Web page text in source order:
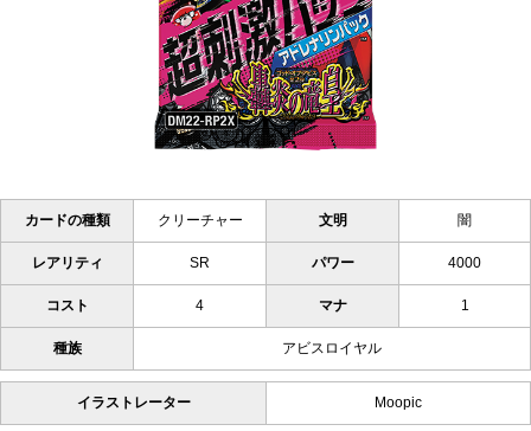
カードの種類 クリーチャー 文明 闇
レアリティ SR パワー 4000
コスト 4 マナ 1
種族 アビスロイヤル
イラストレーター Moopic